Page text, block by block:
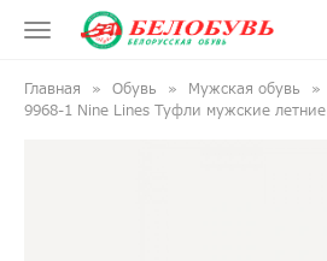
Главная Обувь
Мужская обувь
9968-1 Nine Lines Туфли мужские летние